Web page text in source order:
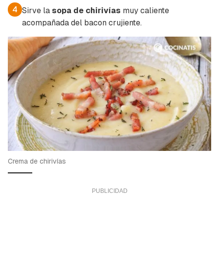
4 Sirve la sopa de chirivías muy caliente
acompañada del bacon crujiente.
Crema de chirivías